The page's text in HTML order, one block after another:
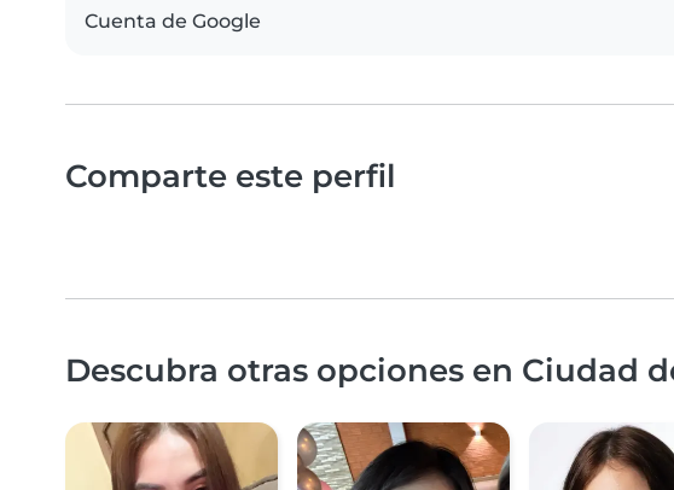
Cuenta de Google
Comparte este perfil
Descubra otras opciones en Ciudad